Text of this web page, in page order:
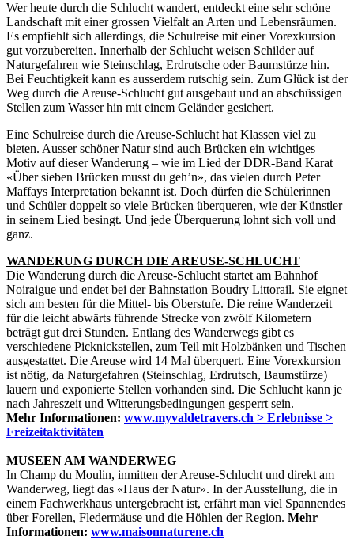
Wer heute durch die Schlucht wandert, entdeckt eine sehr schöne
Landschaft mit einer grossen Vielfalt an Arten und Lebensräumen.
Es empfiehlt sich allerdings, die Schulreise mit einer Vorexkursion
gut vorzubereiten. Innerhalb der Schlucht weisen Schilder auf
Naturgefahren wie Steinschlag, Erdrutsche oder Baumstürze hin.
Bei Feuchtigkeit kann es ausserdem rutschig sein. Zum Glück ist der
Weg durch die Areuse-Schlucht gut ausgebaut und an abschüssigen
Stellen zum Wasser hin mit einem Geländer gesichert.
Eine Schulreise durch die Areuse-Schlucht hat Klassen viel zu
bieten. Ausser schöner Natur sind auch Brücken ein wichtiges
Motiv auf dieser Wanderung – wie im Lied der DDR-Band Karat
«Über sieben Brücken musst du geh’n», das vielen durch Peter
Maffays Interpretation bekannt ist. Doch dürfen die Schülerinnen
und Schüler doppelt so viele Brücken überqueren, wie der Künstler
in seinem Lied besingt. Und jede Überquerung lohnt sich voll und
ganz.
WANDERUNG DURCH DIE AREUSE-SCHLUCHT
Die Wanderung durch die Areuse-Schlucht startet am Bahnhof
Noiraigue und endet bei der Bahnstation Boudry Littorail. Sie eignet
sich am besten für die Mittel- bis Oberstufe. Die reine Wanderzeit
für die leicht abwärts führende Strecke von zwölf Kilometern
beträgt gut drei Stunden. Entlang des Wanderwegs gibt es
verschiedene Picknickstellen, zum Teil mit Holzbänken und Tischen
ausgestattet. Die Areuse wird 14 Mal überquert. Eine Vorexkursion
ist nötig, da Naturgefahren (Steinschlag, Erdrutsch, Baumstürze)
lauern und exponierte Stellen vorhanden sind. Die Schlucht kann je
nach Jahreszeit und Witterungsbedingungen gesperrt sein.
Mehr Informationen: www.myvaldetravers.ch > Erlebnisse >
Freizeitaktivitäten
MUSEEN AM WANDERWEG
In Champ du Moulin, inmitten der Areuse-Schlucht und direkt am
Wanderweg, liegt das «Haus der Natur». In der Ausstellung, die in
einem Fachwerkhaus untergebracht ist, erfährt man viel Spannendes
über Forellen, Fledermäuse und die Höhlen der Region. Mehr
Informationen: www.maisonnaturene.ch